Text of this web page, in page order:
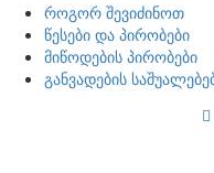
როგორ შევიძინოთ
წესები და პირობები
მიწოდების პირობები
განვადების